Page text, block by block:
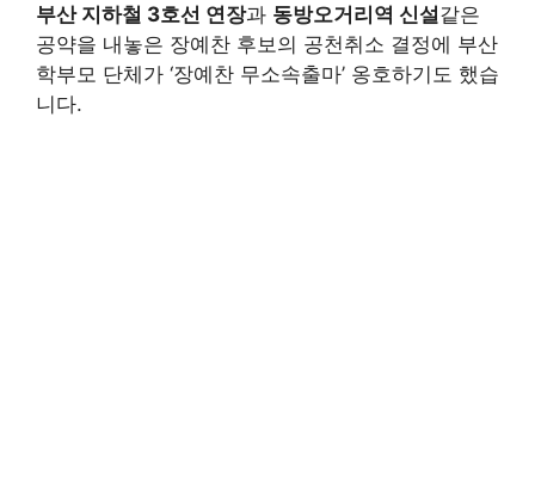
부산 지하철 3호선 연장과 동방오거리역 신설같은
공약을 내놓은 장예찬 후보의 공천취소 결정에 부산
학부모 단체가 ‘장예찬 무소속출마’ 옹호하기도 했습
니다.